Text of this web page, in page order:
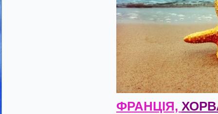
ФРАНЦІЯ,